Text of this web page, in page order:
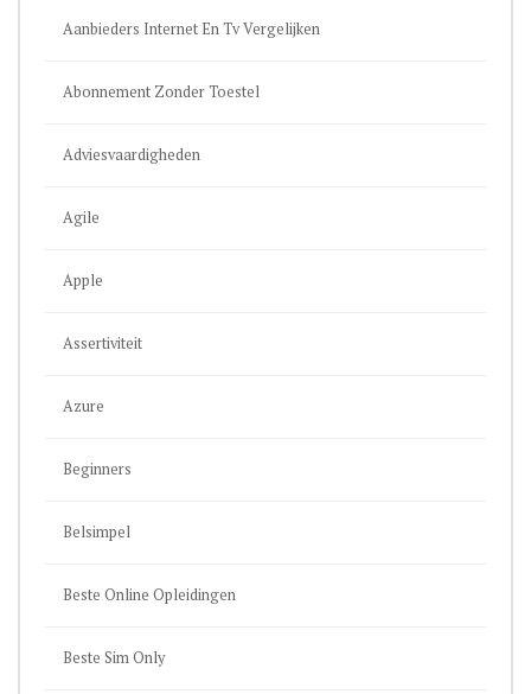
Aanbieders Internet En Tv Vergelijken
Abonnement Zonder Toestel
Adviesvaardigheden
Agile
Apple
Assertiviteit
Azure
Beginners
Belsimpel
Beste Online Opleidingen
Beste Sim Only